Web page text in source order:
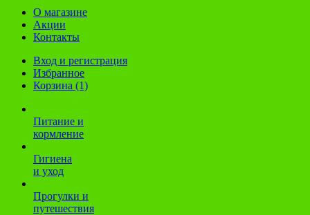
О магазине
Акции
Контакты
Вход и регистрация
Избранное
Корзина (1)
Питание и
кормление
Гигиена
и уход
Прогулки и
путешествия